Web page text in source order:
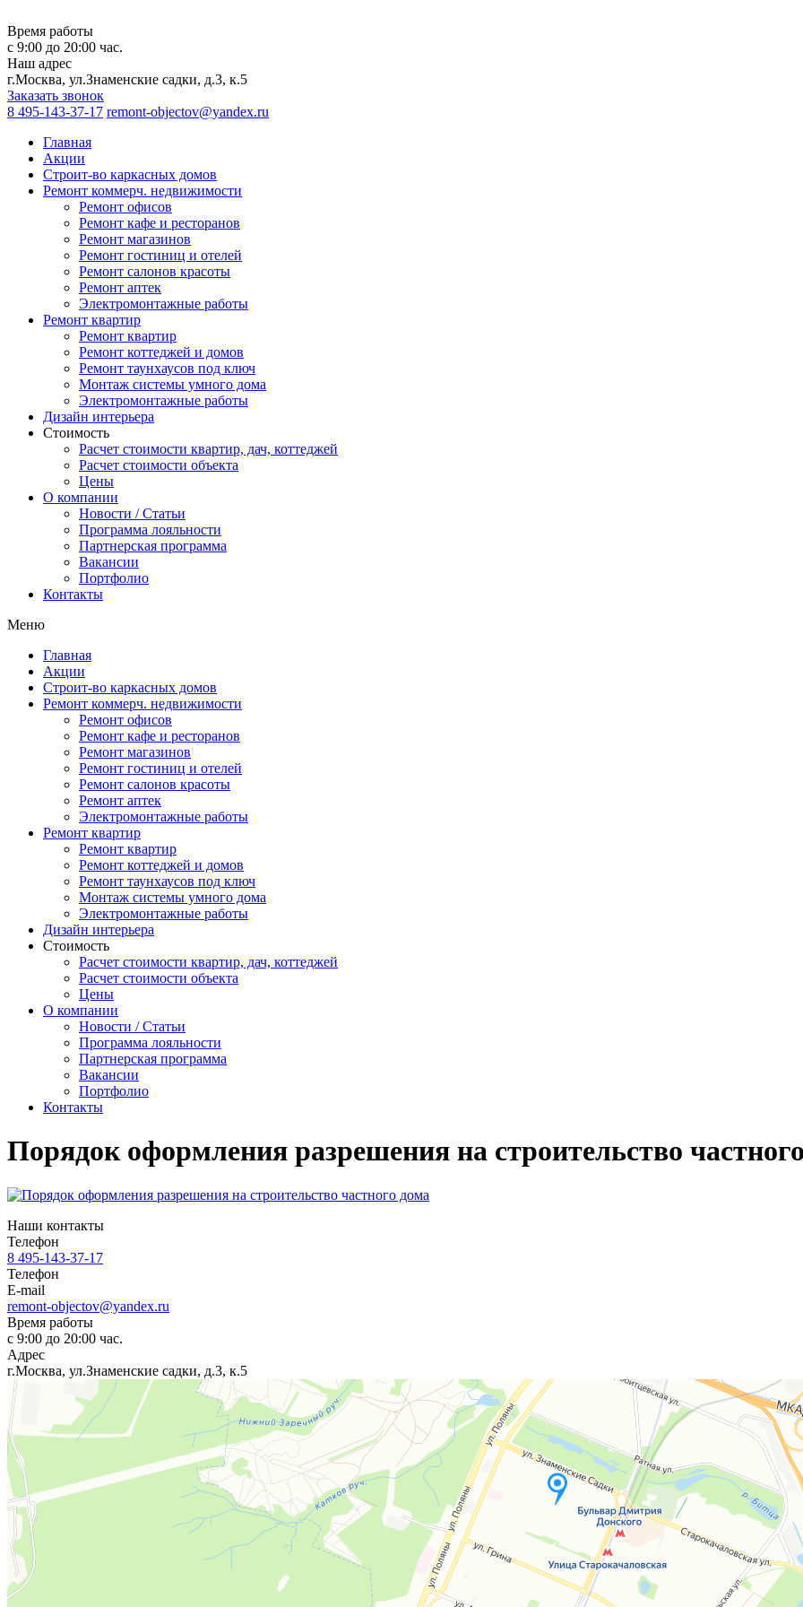
Время работы
с 9:00 до 20:00 час.
Наш адрес
г.Москва, ул.Знаменские садки, д.3, к.5
Заказать звонок
8 495-143-37-17 remont-objectov@yandex.ru
Главная
Акции
Строит-во каркасных домов
Ремонт коммерч. недвижимости
Ремонт офисов
Ремонт кафе и ресторанов
Ремонт магазинов
Ремонт гостиниц и отелей
Ремонт салонов красоты
Ремонт аптек
Электромонтажные работы
Ремонт квартир
Ремонт квартир
Ремонт коттеджей и домов
Ремонт таунхаусов под ключ
Монтаж системы умного дома
Электромонтажные работы
Дизайн интерьера
Стоимость
Расчет стоимости квартир, дач, коттеджей
Расчет стоимости объекта
Цены
О компании
Новости / Статьи
Программа лояльности
Партнерская программа
Вакансии
Портфолио
Контакты
Меню
Главная
Акции
Строит-во каркасных домов
Ремонт коммерч. недвижимости
Ремонт офисов
Ремонт кафе и ресторанов
Ремонт магазинов
Ремонт гостиниц и отелей
Ремонт салонов красоты
Ремонт аптек
Электромонтажные работы
Ремонт квартир
Ремонт квартир
Ремонт коттеджей и домов
Ремонт таунхаусов под ключ
Монтаж системы умного дома
Электромонтажные работы
Дизайн интерьера
Стоимость
Расчет стоимости квартир, дач, коттеджей
Расчет стоимости объекта
Цены
О компании
Новости / Статьи
Программа лояльности
Партнерская программа
Вакансии
Портфолио
Контакты
Порядок оформления разрешения на строительство
Наши контакты
Телефон
8 495-143-37-17
Телефон
E-mail
remont-objectov@yandex.ru
Время работы
с 9:00 до 20:00 час.
Адрес
г.Москва, ул.Знаменские садки, д.3, к.5